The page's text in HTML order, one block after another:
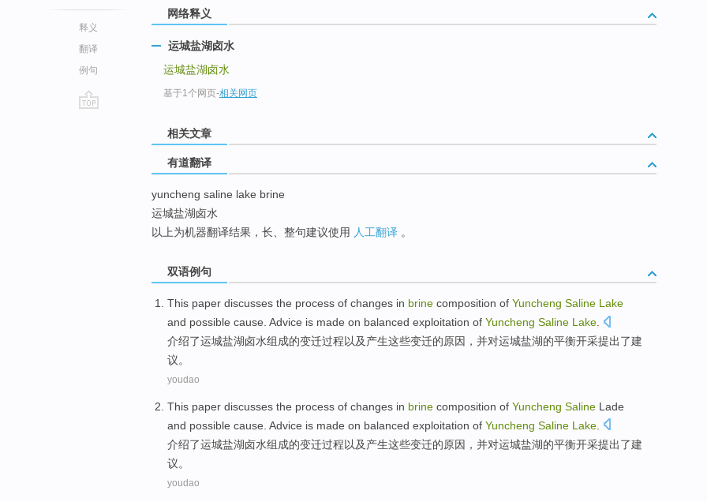
释义
翻译
例句
网络释义
运城盐湖卤水
运城盐湖卤水
基于1个网页-相关网页
相关文章
有道翻译
yuncheng saline lake brine
运城盐湖卤水
以上为机器翻译结果，长、整句建议使用 人工翻译 。
双语例句
This paper discusses the process of changes in brine composition of Yuncheng Saline Lake
and possible cause Advice is made on balanced exploitation of Yuncheng Saline Lake
介绍了运城盐湖卤水组成的变迁过程以及产生这些变迁的原因，并对运城盐湖的平衡开采提出了建
议。
youdao
This paper discusses the process of changes in brine composition of Yuncheng Saline Lade
and possible cause Advice is made on balanced exploitation of Yuncheng Saline Lake
介绍了运城盐湖卤水组成的变迁过程以及产生这些变迁的原因 ，并对运城盐湖的平衡开采提出了建
议。
youdao